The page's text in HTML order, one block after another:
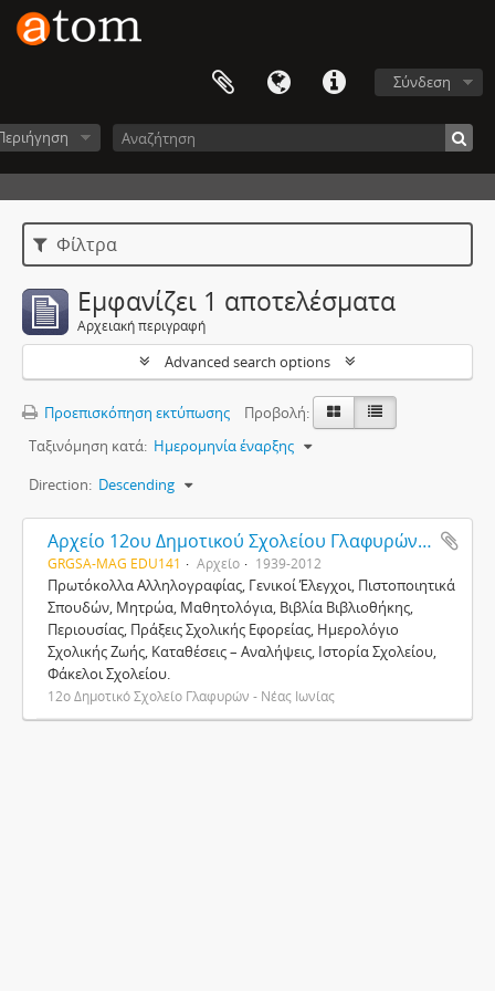
Σύνδεση
Φίλτρα
Εμφανίζει 1 αποτελέσματα
Αρχειακή περιγραφή
Advanced search options
Προεπισκόπηση εκτύπωσης
Προβολή:
Ταξινόμηση κατά: Ημερομηνία έναρξης
Direction: Descending
Αρχείο 12ου Δημοτικού Σχολείου Γλαφυρών - Νέας Ιωνίας
GRGSA-MAG EDU141 Αρχείο 1939-2012
Πρωτόκολλα Αλληλογραφίας, Γενικοί Έλεγχοι, Πιστοποιητικά
Σπουδών, Μητρώα, Μαθητολόγια, Βιβλία Βιβλιοθήκης,
Περιουσίας, Πράξεις Σχολικής Εφορείας, Ημερολόγιο
Σχολικής Ζωής, Καταθέσεις – Αναλήψεις, Ιστορία Σχολείου,
Φάκελοι Σχολείου.
12ο Δημοτικό Σχολείο Γλαφυρών - Νέας Ιωνίας